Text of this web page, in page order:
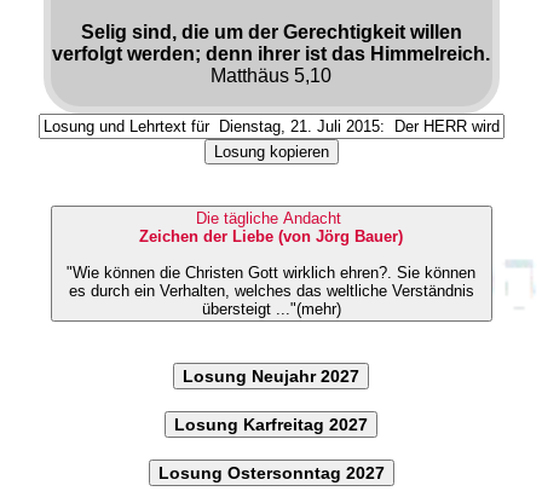
Selig sind, die um der Gerechtigkeit willen
verfolgt werden; denn ihrer ist das Himmelreich.
Matthäus 5,10
Losung kopieren
Die tägliche Andacht
Zeichen der Liebe (von Jörg Bauer)
"Wie können die Christen Gott wirklich ehren?. Sie können
es durch ein Verhalten, welches das weltliche Verständnis
übersteigt ..."(mehr)
Losung Neujahr 2027
Losung Karfreitag 2027
Losung Ostersonntag 2027